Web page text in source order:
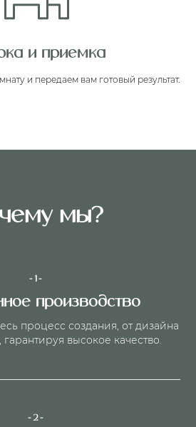
и приемка
и передаем вам готовый результат.
мы?
-1-
производство
процесс создания, от дизайна
высокое качество.
-2-